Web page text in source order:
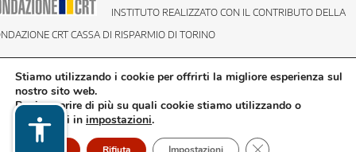
INSTITUTO REALIZZATO CON IL CONTRIBUTO DELLA
CRT CASSA DI RISPARMIO DI TORINO
Stiamo utilizzando i cookie per offrirti la migliore esperienza sul
nostro sito web.
Puoi scoprire di più su quali cookie stiamo utilizzando o
disattivarli in impostazioni.
Close GDPR